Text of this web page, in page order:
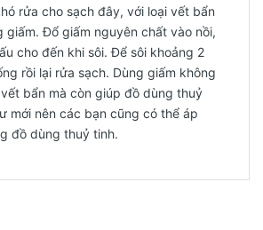
rửa cho sạch đây, với loại vết bẩn
giấm. Đổ giấm nguyên chất vào nồi,
cho đến khi sôi. Để sôi khoảng 2
rồi lại rửa sạch. Dùng giấm không
bẩn mà còn giúp đồ dùng thuỷ
mới nên các bạn cũng có thể áp
đồ dùng thuỷ tinh.